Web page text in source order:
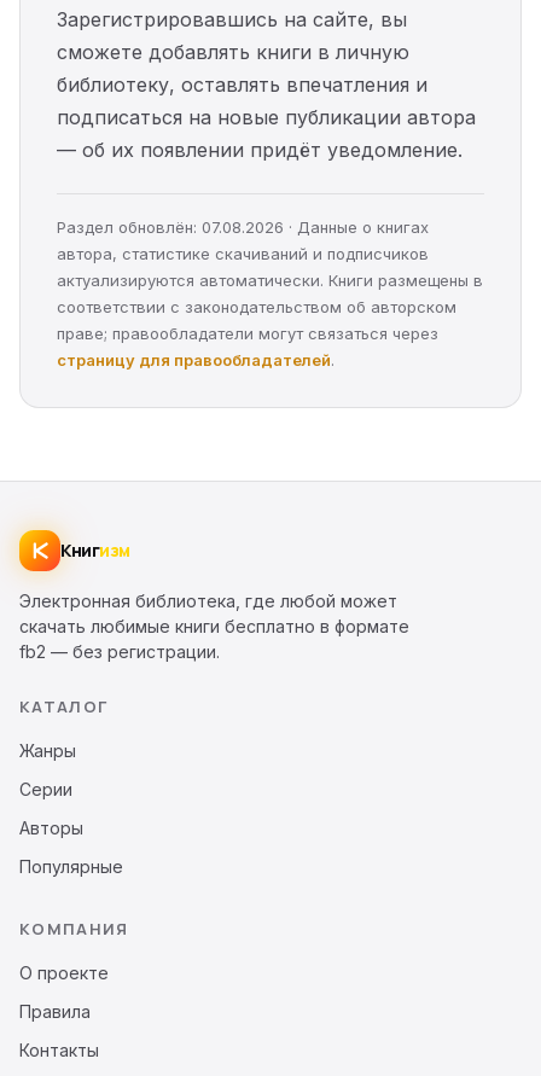
Зарегистрировавшись на сайте, вы
сможете добавлять книги в личную
библиотеку, оставлять впечатления и
подписаться на новые публикации автора
— об их появлении придёт уведомление.
Раздел обновлён: 07.08.2026 · Данные о книгах
автора, статистике скачиваний и подписчиков
актуализируются автоматически. Книги размещены в
соответствии с законодательством об авторском
праве; правообладатели могут связаться через
страницу для правообладателей.
Книгизм
Электронная библиотека, где любой может
скачать любимые книги бесплатно в формате
fb2 — без регистрации.
КАТАЛОГ
Жанры
Серии
Авторы
Популярные
КОМПАНИЯ
О проекте
Правила
Контакты